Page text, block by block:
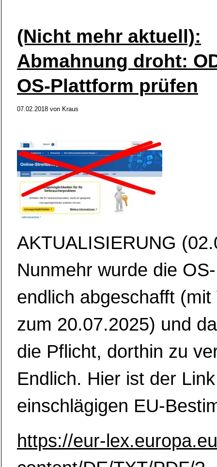
(Nicht mehr aktuell):
Abmahnung droht:
OS-Plattform prüfen
07.02.2018 von Kraus
AKTUALISIERUNG
Nunmehr wurde die
endlich abgeschafft (mit
zum 20.07.2025) und
die Pflicht, dorthin zu
Endlich. Hier ist der
einschlägigen EU-
https://eur-